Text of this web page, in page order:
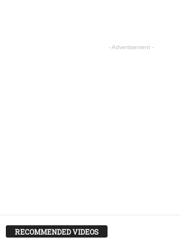
- Advertisement -
RECOMMENDED VIDEOS